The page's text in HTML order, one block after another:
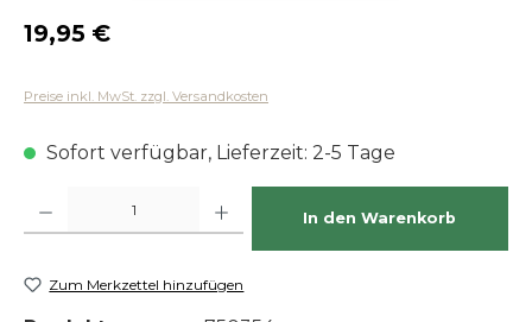
Regulärer Preis:
19,95 €
Preise inkl. MwSt. zzgl. Versandkosten
Sofort verfügbar, Lieferzeit: 2-5 Tage
In den Warenkorb
Zum Merkzettel hinzufügen